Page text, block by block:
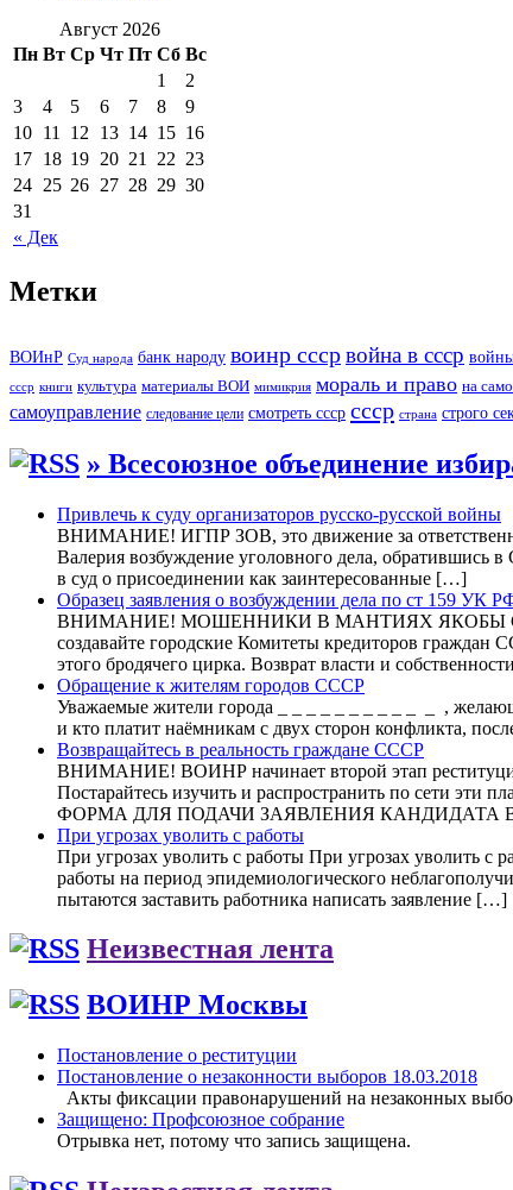
Август 2026
Пн Вт Ср Чт Пт Сб Вс
« Дек
1
2
3
4 5 6 7 8
9
10 11 12 13 14 15 16
17 18 19 20 21 22 23
24 25 26 27 28 29 30
31
Метки
ВОИнР Суд народа банк народу воинр сссрвойна в ссср
ссср книги культура материалы ВОИ мимикрия мораль и право на
самоуправление следование цели смотреть ссср ссср страна строго
» Всесоюзное объединение
Привлечь к суду организаторов русско-русской войны
ВНИМАНИЕ! ИГПР ЗОВ, это движение за
Валерия возбуждение уголовного дела, обратившись
в суд о присоединении как заинтересованные […]
Образец заявления о возбуждении дела по ст 159 УК
ВНИМАНИЕ! МОШЕННИКИ В МАНТИЯХ ЯКОБЫ СУДЕЙ.
создавайте городские Комитеты кредиторов
этого бродячего цирка. Возврат власти и
Обращение к жителям городов СССР
Уважаемые жители города _ _ _ _ _ _ _ _ _ _ _ ,
и кто платит наёмникам с двух сторон конфликта,
Возвращайтесь в реальность граждане СССР
ВНИМАНИЕ! ВОИНР начинает второй этап
Постарайтесь изучить и распространить по сети эти
ФОРМА ДЛЯ ПОДАЧИ ЗАЯВЛЕНИЯ
При угрозах уволить с работы
При угрозах уволить с работы При угрозах уволить с
работы на период эпидемиологического
пытаются заставить работника написать заявление […]
Неизвестная лента
ВОИНР Москвы
Постановление о реституции
Постановление о незаконности выборов 18.03.2018
Акты фиксации правонарушений на незаконных
Защищено: Профсоюзное собрание
Отрывка нет, потому что запись защищена.